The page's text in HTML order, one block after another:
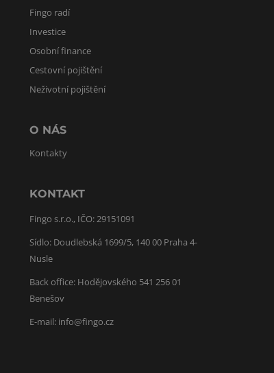
Fingo radí
Investice
Osobní finance
Cestovní pojištění
Neživotní pojištění
O NÁS
Kontakty
KONTAKT
Fingo s.r.o., IČO: 29151091
Sídlo: Doudlebská 1699/5, 140 00 Praha 4-
Nusle
Back office: Hodějovského 541 256 01
Benešov
E-mail: info@fingo.cz